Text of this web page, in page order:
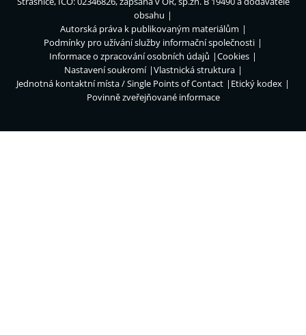
obsahu
Autorská práva k publikovaným materiálům
Podmínky pro užívání služby informační společnosti
Informace o zpracování osobních údajů
Cookies
Nastavení soukromí
Vlastnická struktura
Jednotná kontaktní místa / Single Points of Contact
Etický kodex
Povinně zveřejňované informace